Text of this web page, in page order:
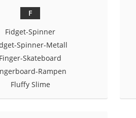
F
Fidget-Spinner
Spinner-Metall
Finger-Skateboard
Rampen
Fluffy Slime